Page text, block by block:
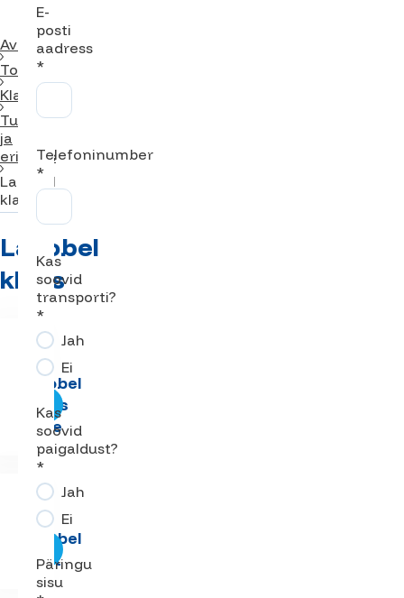
Avaleht
Tooted
Klaasid
Turva-
ja
eriklaas
Lacobel
klaas
Lacobel
klaas
Lacobel
puhas
valge
Lacobel
must
E-
posti
aadress
*
Telefoninumber
*
Kas
soovid
transporti?
*
Jah
Ei
Kas
soovid
paigaldust?
*
Jah
Ei
Päringu
sisu